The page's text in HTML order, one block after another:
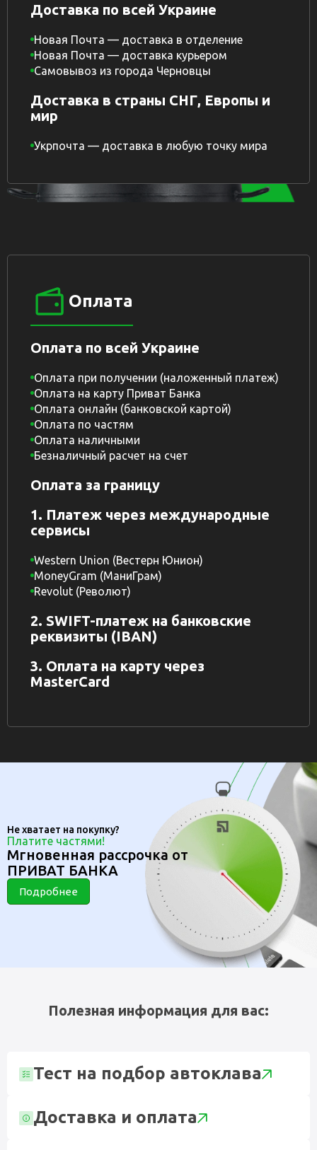
Доставка по всей Украине
Новая Почта — доставка в отделение
Новая Почта — доставка курьером
Самовывоз из города Черновцы
Доставка в страны СНГ, Европы и
мир
Укрпочта — доставка в любую точку мира
Оплата
Оплата по всей Украине
Оплата при получении (наложенный платеж)
Оплата на карту Приват Банка
Оплата онлайн (банковской картой)
Оплата по частям
Оплата наличными
Безналичный расчет на счет
Оплата за границу
1. Платеж через международные
сервисы
Western Union (Вестерн Юнион)
MoneyGram (МаниГрам)
Revolut (Револют)
2. SWIFT-платеж на банковские
реквизиты (IBAN)
3. Оплата на карту через
MasterCard
Не хватает на покупку?
Платите частями!
Мгновенная рассрочка от
ПРИВАТ БАНКА
Подробнее
Полезная информация для вас:
Тест на подбор автоклава
Доставка и оплата